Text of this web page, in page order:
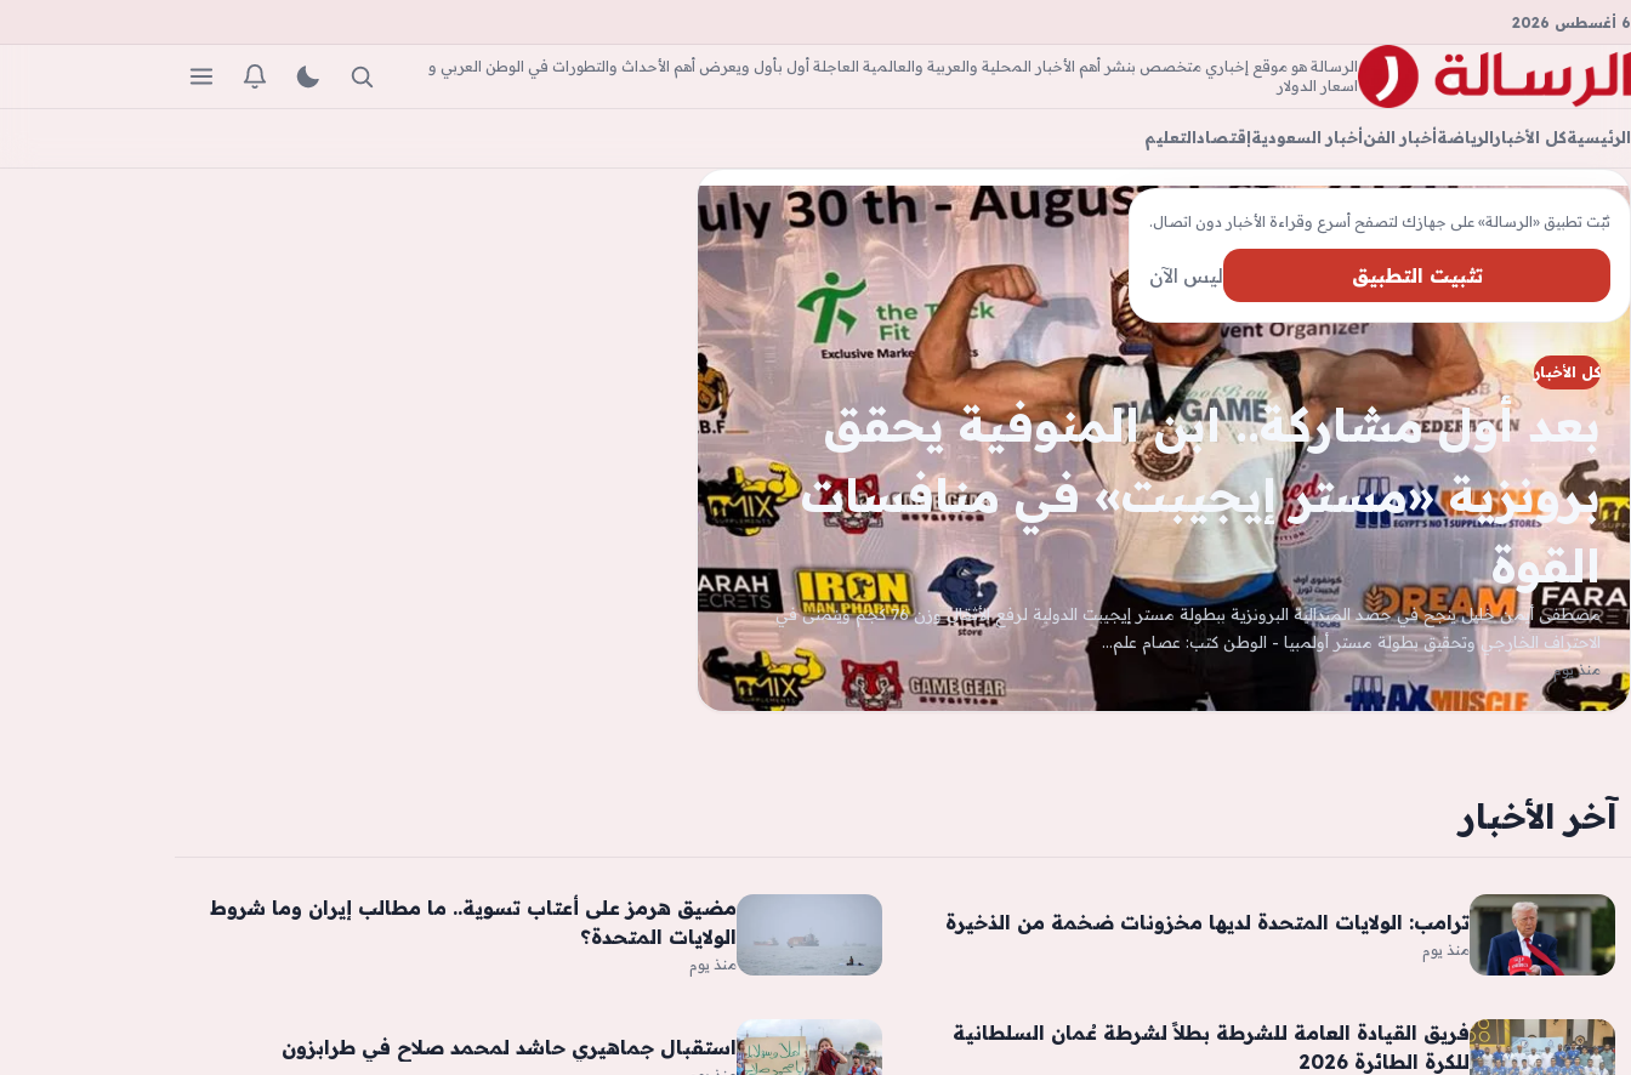
6 أغسطس 2026
الرسالة
الرسالة هو موقع إخباري متخصص بنشر أهم الأخبار المحلية والعربية والعالمية العاجلة أول بأول ويعرض أهم الأحداث والتطورات في الوطن العربي و
اسعار الدولار
بحث المظهرالتنبيهاتالقائمة
الرئيسيةكل الأخبارالرياضةأخبار الفنأخبار السعوديةإقتصادالتعليم
كل الأخبار
بعد أول مشاركة.. ابن المنوفية يحقق
برونزية «مستر إيجيبت» في منافسات
القوة
مصطفى أيمن خليل ينجح في حصد الميدالية البرونزية ببطولة مستر إيجيبت الدولية لرفع الأثقال وزن 76 كجم ويتمنى في
الاحتراف الخارجي وتحقيق بطولة مستر أولمبيا - الوطن كتب: عصام علم…
منذ يوم
آخر الأخبار
ترامب: الولايات المتحدة لديها مخزونات ضخمة من الذخيرة
منذ يوم
مضيق هرمز على أعتاب تسوية.. ما مطالب إيران وما شروط
الولايات المتحدة؟
منذ يوم
فريق القيادة العامة للشرطة بطلاً لشرطة عُمان السلطانية
للكرة الطائرة 2026
استقبال جماهيري حاشد لمحمد صلاح في طرابزون
ثبّت تطبيق «الرسالة» على جهازك لتصفح أسرع وقراءة الأخبار دون اتصال.
تثبيت التطبيق ليس الآن